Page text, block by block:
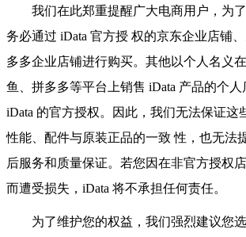
我们在此郑重提醒广大电商用户，为
务必通过 iData 官方授 权的京东企业店铺
多多企业店铺进行购买。其他以个人名义
鱼、拼多多等平台上销售 iData 产品的个
iData 的官方授权。因此，我们无法保证这
性能、配件与原装正品的一致 性，也无法
后服务和质量保证。若您因在非官方授权
而遭受损失，iData 将不承担任何责任。
为了维护您的权益，我们强烈建议您